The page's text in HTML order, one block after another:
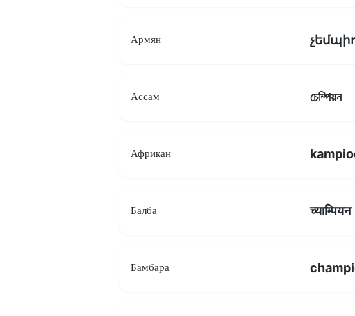
Армян
Ассам চেম্পিয়ন
Африкан
Балба च्याम्पियन
Бамбара